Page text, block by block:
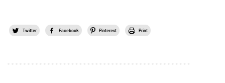
Twitter Facebook Pinterest Print